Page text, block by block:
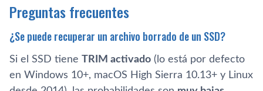
Preguntas frecuentes
¿Se puede recuperar un archivo borrado de un SSD?
Si el SSD tiene TRIM activado (lo está por defecto
en Windows 10+, macOS High Sierra 10.13+ y Linux